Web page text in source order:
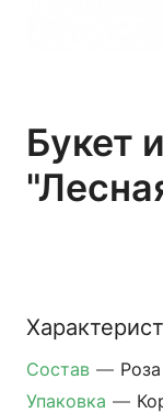
Букет
Состав —
Упаковка —